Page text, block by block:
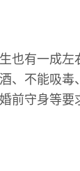
也有一成左
、不能吸毒
前守身等要